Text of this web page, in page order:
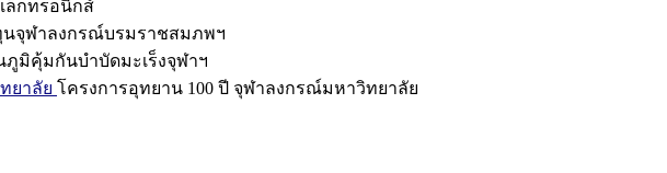
ล็กทรอนิกส์
นจุฬาลงกรณ์บรมราชสมภพฯ
ภูมิคุ้มกันบำบัดมะเร็งจุฬาฯ
ยาลัย โครงการอุทยาน 100 ปี จุฬาลงกรณ์มหาวิทยาลัย